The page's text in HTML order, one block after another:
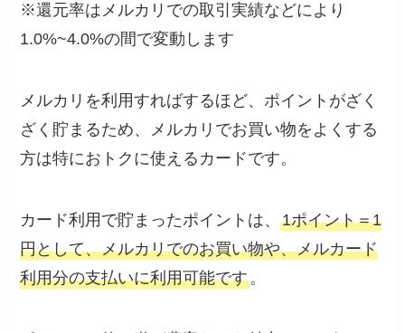
※還元率はメルカリでの取引実績などにより
1.0%~4.0%の間で変動します
メルカリを利用すればするほど、ポイントがざく
ざく貯まるため、メルカリでお買い物をよくする
方は特におトクに使えるカードです。
カード利用で貯まったポイントは、1ポイント＝1
円として、メルカリでのお買い物や、メルカード
利用分の支払いに利用可能です。